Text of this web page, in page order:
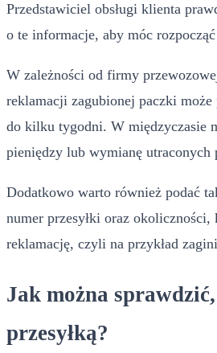
Przedstawiciel obsługi klienta
o te informacje, aby móc
W zależności od firmy
reklamacji zagubionej paczki
do kilku tygodni. W międzyczasie
pieniędzy lub wymianę utraconych
Dodatkowo warto również podać
numer przesyłki oraz okoliczności,
reklamację, czyli na przykład
Jak można
przesyłką?